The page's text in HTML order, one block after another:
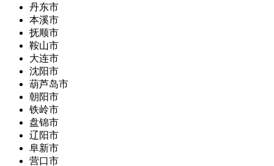
丹东市
本溪市
抚顺市
鞍山市
大连市
沈阳市
葫芦岛市
朝阳市
铁岭市
盘锦市
辽阳市
阜新市
营口市